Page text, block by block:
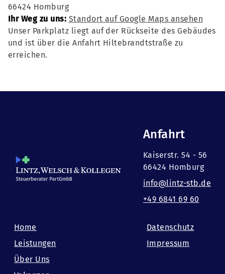
66424 Homburg
Ihr Weg zu uns: Standort auf Google Maps ansehen
Unser Parkplatz liegt auf der Rückseite des Gebäudes
und ist über die Anfahrt Hiltebrandtstraße zu
erreichen.
Anfahrt
Kaiserstr. 54 - 56
66424 Homburg
info@lintz-stb.de
+49 6841 69 60
Home
Leistungen
Über Uns
Datenschutz
Impressum